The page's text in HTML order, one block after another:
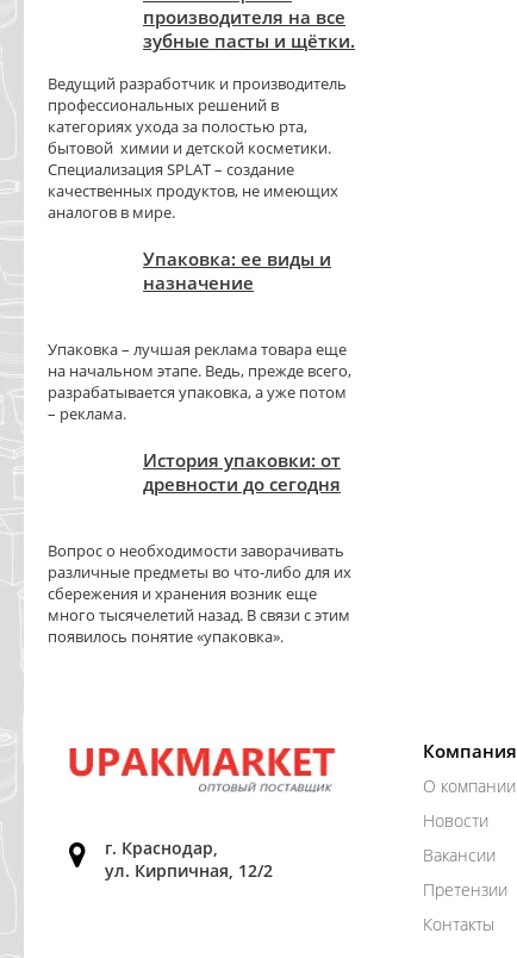
производителя на все
зубные пасты и щётки.
Ведущий разработчик и производитель
профессиональных решений в
категориях ухода за полостью рта,
бытовой химии и детской косметики.
Специализация SPLAT – создание
качественных продуктов, не имеющих
аналогов в мире.
Упаковка: ее виды и
назначение
Упаковка – лучшая реклама товара еще
на начальном этапе. Ведь, прежде всего,
разрабатывается упаковка, а уже потом
– реклама.
История упаковки: от
древности до сегодня
Вопрос о необходимости заворачивать
различные предметы во что-либо для их
сбережения и хранения возник еще
много тысячелетий назад. В связи с этим
появилось понятие «упаковка».
г. Краснодар,
ул. Кирпичная, 12/2
Компания
О компании
Новости
Вакансии
Претензии
Контакты